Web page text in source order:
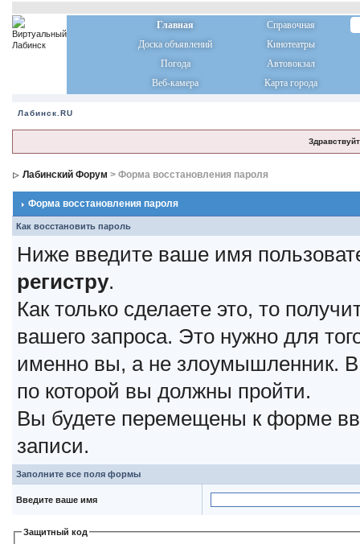
Главная
Справочная
Доска объявлений
Кинотеатры
Погода
Автовокзал
Веб-камера
Карта города
Лабинск.RU
Лабинский Форум > Форма восстановления пароля
Форма восстановления пароля
Как восстановить пароль
Ниже введите ваше имя
регистру.
Как только сделаете это, то
вашего запроса. Это нужно для
именно вы, а не злоумышленник. В
по которой вы должны пройти.
Вы будете перемещены к форме
записи.
Заполните все поля формы
Введите ваше имя
Защитный код